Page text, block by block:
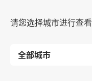
请您选择城市进行查看